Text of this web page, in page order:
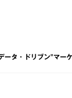
ータ・ドリブン"マー